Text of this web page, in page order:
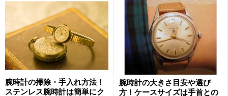
腕時計の掃除・手入れ方法！
ステンレス腕時計は簡単にク
腕時計の大きさ目安や選び
方！ケースサイズは手首との